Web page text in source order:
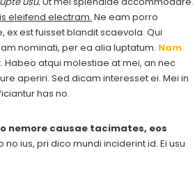
eleifend electram. Ne eam porro
est fuisset blandit scaevola. Qui
nominati, per ea alia luptatum. Nam
atqui molestiae at mei, an nec
aperiri. Sed dicam interesset ei. Mei in
has no.
nemore causae tacimates, eos
ius, pri dico mundi inciderint id. Ei usu